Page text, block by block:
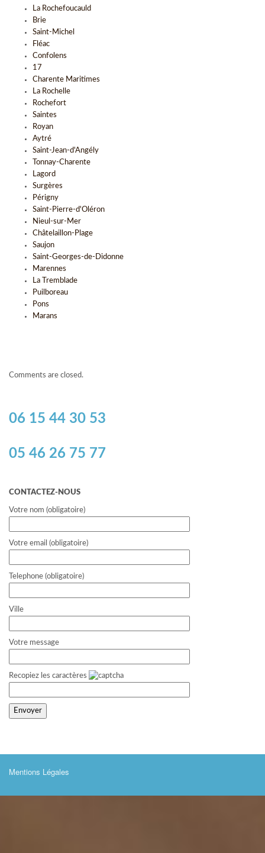
La Rochefoucauld
Brie
Saint-Michel
Fléac
Confolens
17
Charente Maritimes
La Rochelle
Rochefort
Saintes
Royan
Aytré
Saint-Jean-d'Angély
Tonnay-Charente
Lagord
Surgères
Périgny
Saint-Pierre-d'Oléron
Nieul-sur-Mer
Châtelaillon-Plage
Saujon
Saint-Georges-de-Didonne
Marennes
La Tremblade
Puilboreau
Pons
Marans
Comments are closed.
06 15 44 30 53
05 46 26 75 77
CONTACTEZ-NOUS
Votre nom (obligatoire)
Votre email (obligatoire)
Telephone (obligatoire)
Ville
Votre message
Recopiez les caractères
Mentions Légales